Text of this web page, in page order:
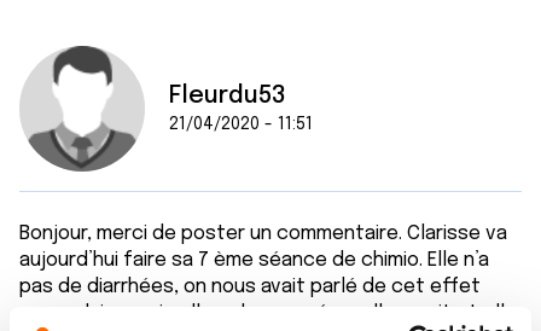
Fleurdu53
21/04/2020 - 11:51
Bonjour, merci de poster un commentaire. Clarisse va
aujourd’hui faire sa 7 ème séance de chimio. Elle n’a
pas de diarrhées, on nous avait parlé de cet effet
secondaire, mais elle a des nausées, elle vomit et elle